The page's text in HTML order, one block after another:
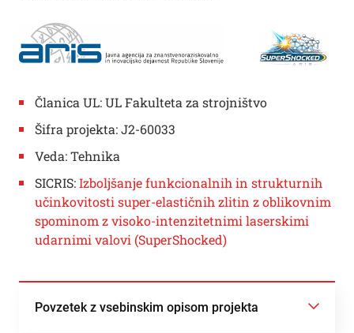
Članica UL: UL Fakulteta za strojništvo
Šifra projekta: J2-60033
Veda: Tehnika
SICRIS:Izboljšanje funkcionalnih in strukturnih
učinkovitosti super-elastičnih zlitin z oblikovnim
spominom z visoko-intenzitetnimi laserskimi
udarnimi valovi (SuperShocked)
Povzetek z vsebinskim opisom projekta